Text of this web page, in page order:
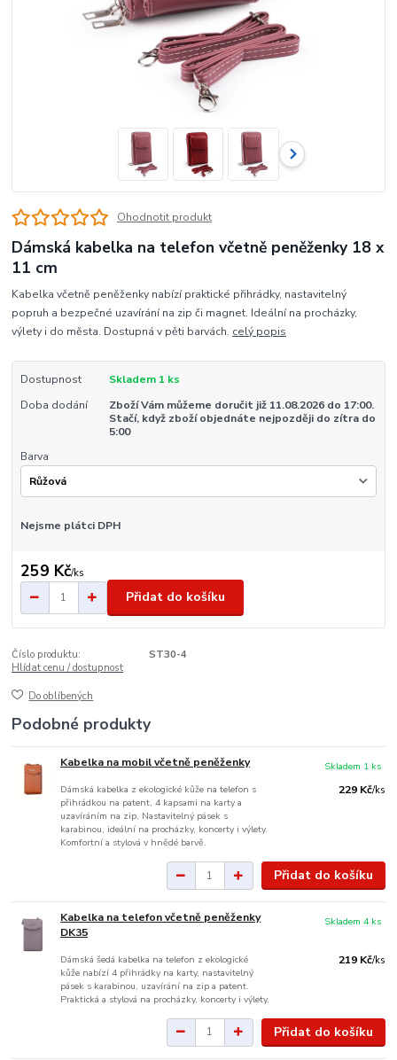
Ohodnotit produkt
Dámská kabelka na telefon včetně peněženky 18 x
11 cm
Kabelka včetně peněženky nabízí praktické přihrádky, nastavitelný
popruh a bezpečné uzavírání na zip či magnet. Ideální na procházky,
výlety i do města. Dostupná v pěti barvách. celý popis
Dostupnost
Skladem 1 ks
Doba dodání
Zboží Vám můžeme doručit již 11.08.2026 do 17:00.
Stačí, když zboží objednáte nejpozději do zítra do
5:00
Barva
Nejsme plátci DPH
259 Kč/ks
Přidat do košíku
Číslo produktu:
ST30-4
Hlídat cenu / dostupnost
Do oblíbených
Podobné produkty
Kabelka na mobil včetně peněženky
Dámská kabelka z ekologické kůže na telefon s
přihrádkou na patent, 4 kapsami na karty a
uzavíráním na zip. Nastavitelný pásek s
karabinou, ideální na procházky, koncerty i výlety.
Komfortní a stylová v hnědé barvě.
229 Kč/ks
Skladem 1 ks
Přidat do košíku
Kabelka na telefon včetně peněženky
DK35
Dámská šedá kabelka na telefon z ekologické
kůže nabízí 4 přihrádky na karty, nastavitelný
pásek s karabinou, uzavírání na zip a patent.
Praktická a stylová na procházky, koncerty i výlety.
219 Kč/ks
Skladem 4 ks
Přidat do košíku